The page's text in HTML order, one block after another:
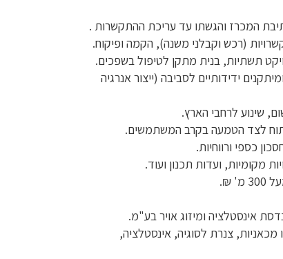
המכרז והגשתו עד עריכת ההתקשרות .
(רכש וקבלני משנה), הקמה ופיקוח.
תשתיות, בנית מתקן לטיפול בשפכים.
ידידותיים לסביבה (ייצור אנרגיה
לצד הטמעה בקרב המשתמשים.
כספי ורווחיות.
מקומיות, ועדות תכנון ועוד.
צנרת לסוגיה, אינסטלציה,